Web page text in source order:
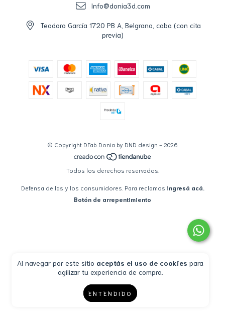
Al navegar por este sitio aceptás el uso de cookies para
agilizar tu experiencia de compra.
ENTENDIDO
Info@donia3d.com
Teodoro García 1720 PB A, Belgrano, caba (con cita
previa)
© Copyright DFab Donia by DND design - 2026
Todos los derechos reservados.
Defensa de las y los consumidores. Para reclamos ingresá acá.
Botón de arrepentimiento